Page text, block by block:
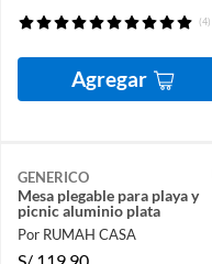
(4)
Agregar
GENERICO
Mesa plegable para playa y
picnic aluminio plata
Por RUMAH CASA